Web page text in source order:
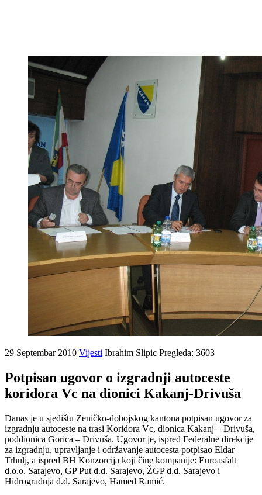
29 Septembar 2010 Vijesti Ibrahim Slipic Pregleda: 3603
Potpisan ugovor o izgradnji autoceste
koridora Vc na dionici Kakanj-Drivuša
Danas je u sjedištu Zeničko-dobojskog kantona potpisan ugovor za
izgradnju autoceste na trasi Koridora Vc, dionica Kakanj – Drivuša,
poddionica Gorica – Drivuša. Ugovor je, ispred Federalne direkcije
za izgradnju, upravljanje i održavanje autocesta potpisao Eldar
Trhulj, a ispred BH Konzorcija koji čine kompanije: Euroasfalt
d.o.o. Sarajevo, GP Put d.d. Sarajevo, ŽGP d.d. Sarajevo i
Hidrogradnja d.d. Sarajevo, Hamed Ramić.